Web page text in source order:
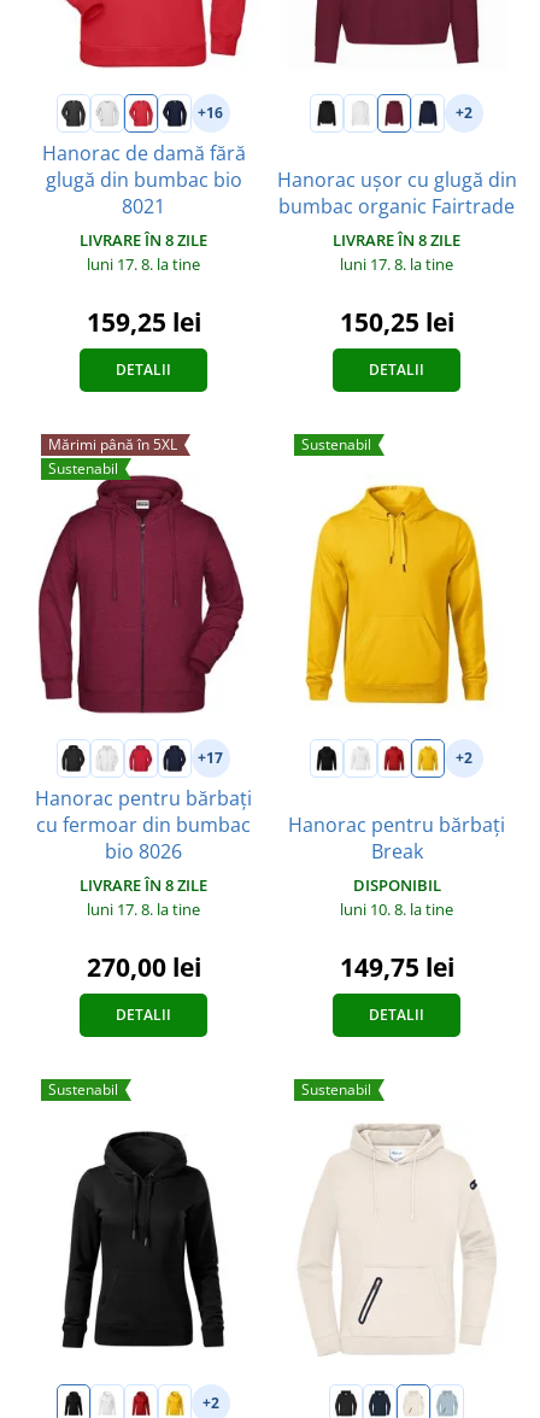
+16
Hanorac de damă fără
glugă din bumbac bio
8021
LIVRARE ÎN 8 ZILE
luni 17. 8. la tine
159,25 lei
DETALII
+2
Hanorac ușor cu glugă din
bumbac organic Fairtrade
LIVRARE ÎN 8 ZILE
luni 17. 8. la tine
150,25 lei
DETALII
Mărimi până în 5XL
Sustenabil
+17
Hanorac pentru bărbați
cu fermoar din bumbac
bio 8026
LIVRARE ÎN 8 ZILE
luni 17. 8. la tine
270,00 lei
DETALII
Sustenabil
+2
Hanorac pentru bărbați
Break
DISPONIBIL
luni 10. 8. la tine
149,75 lei
DETALII
Sustenabil
+2
Sustenabil